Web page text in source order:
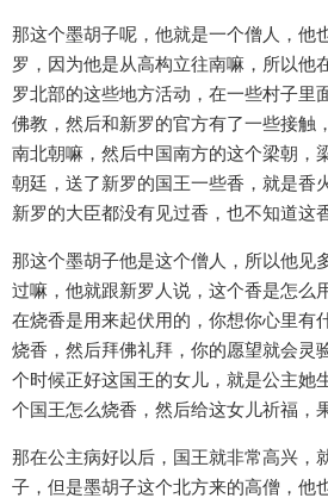
那这个墨胡子呢，他就是一个僧人，他
罗，因为他是从高构立往南嘛，所以他
罗北部的这些地方活动，在一些村子里
佛教，然后和新罗的官方有了一些接触
南北朝嘛，然后中国南方的这个梁朝，
朝廷，送了新罗的国王一些香，就是香
新罗的大臣都没有见过香，也不知道这
那这个墨胡子他是这个僧人，所以他见
过嘛，他就跟新罗人说，这个香是怎么
在烧香是用来起伏用的，你想你心里有
烧香，然后拜佛礼拜，你的愿望就会灵
个时候正好这国王的女儿，就是公主她
个国王怎么烧香，然后给这女儿祈福，
那在公主病好以后，国王就非常高兴，
子，但是墨胡子这个北方来的高僧，他